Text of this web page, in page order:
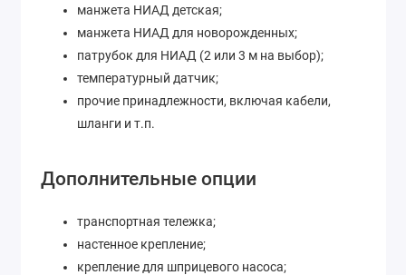
манжета НИАД детская;
манжета НИАД для новорожденных;
патрубок для НИАД (2 или 3 м на выбор);
температурный датчик;
прочие принадлежности, включая кабели,
шланги и т.п.
Дополнительные опции
транспортная тележка;
настенное крепление;
крепление для шприцевого насоса;